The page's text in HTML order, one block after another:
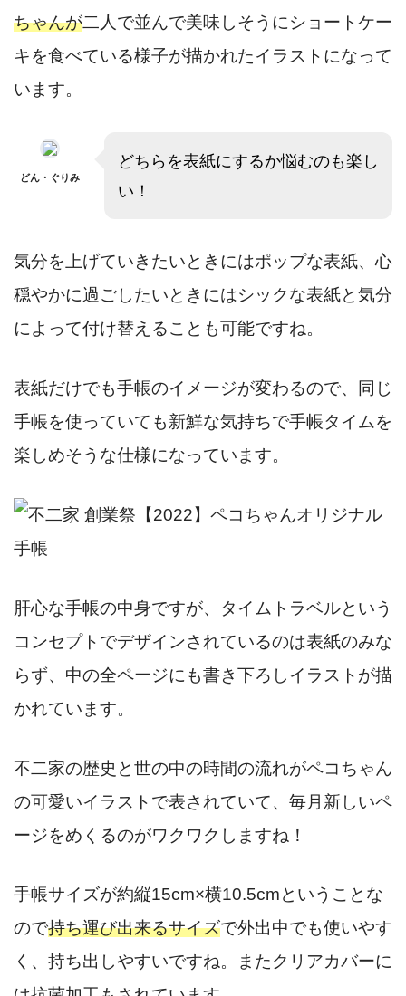
ちゃんが二人で並んで美味しそうにショートケー
キを食べている様子が描かれたイラストになって
います。
どん・ぐりみ
どちらを表紙にするか悩むのも楽し
い！
気分を上げていきたいときにはポップな表紙、心
穏やかに過ごしたいときにはシックな表紙と気分
によって付け替えることも可能ですね。
表紙だけでも手帳のイメージが変わるので、同じ
手帳を使っていても新鮮な気持ちで手帳タイムを
楽しめそうな仕様になっています。
肝心な手帳の中身ですが、タイムトラベルという
コンセプトでデザインされているのは表紙のみな
らず、中の全ページにも書き下ろしイラストが描
かれています。
不二家の歴史と世の中の時間の流れがペコちゃん
の可愛いイラストで表されていて、毎月新しいペ
ージをめくるのがワクワクしますね！
手帳サイズが約縦15cm×横10.5cmということな
ので持ち運び出来るサイズで外出中でも使いやす
く、持ち出しやすいですね。またクリアカバーに